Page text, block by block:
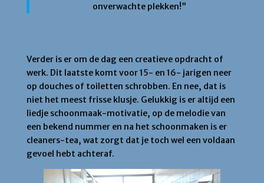
onverwachte plekken!”
Verder is er om de dag een creatieve opdracht of
werk. Dit laatste komt voor 15- en 16- jarigen neer
op douches of toiletten schrobben. En nee, dat is
niet het meest frisse klusje. Gelukkig is er altijd een
liedje schoonmaak-motivatie, op de melodie van
een bekend nummer en na het schoonmaken is er
cleaners-tea, wat zorgt dat je toch wel een voldaan
gevoel hebt achteraf.